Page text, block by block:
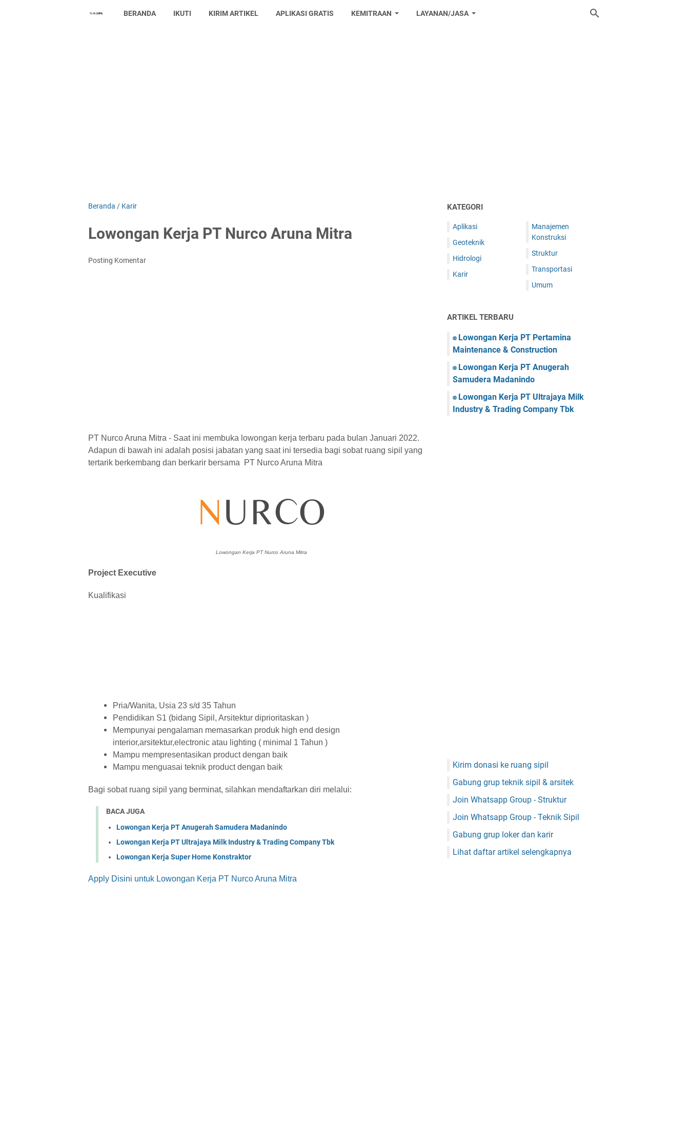
BERANDA IKUTI KIRIM ARTIKEL APLIKASI GRATIS KEMITRAAN LAYANAN/JASA
Beranda / Karir
Lowongan Kerja PT Nurco Aruna Mitra
Posting Komentar
PT Nurco Aruna Mitra - Saat ini membuka lowongan kerja terbaru pada bulan Januari 2022.
Adapun di bawah ini adalah posisi jabatan yang saat ini tersedia bagi sobat ruang sipil yang
tertarik berkembang dan berkarir bersama PT Nurco Aruna Mitra
Lowongan Kerja PT Nurco Aruna Mitra
Project Executive
Kualifikasi
Pria/Wanita, Usia 23 s/d 35 Tahun
Pendidikan S1 (bidang Sipil, Arsitektur diprioritaskan )
Mempunyai pengalaman memasarkan produk high end design
interior,arsitektur,electronic atau lighting ( minimal 1 Tahun )
Mampu mempresentasikan product dengan baik
Mampu menguasai teknik product dengan baik
Bagi sobat ruang sipil yang berminat, silahkan mendaftarkan diri melalui:
BACA JUGA
Lowongan Kerja PT Anugerah Samudera Madanindo
Lowongan Kerja PT Ultrajaya Milk Industry & Trading Company Tbk
Lowongan Kerja Super Home Konstraktor
Apply Disini untuk Lowongan Kerja PT Nurco Aruna Mitra
KATEGORI
Aplikasi
Geoteknik
Hidrologi
Karir
Manajemen
Konstruksi
Struktur
Transportasi
Umum
ARTIKEL TERBARU
Lowongan Kerja PT Pertamina
Maintenance & Construction
Lowongan Kerja PT Anugerah
Samudera Madanindo
Lowongan Kerja PT Ultrajaya Milk
Industry & Trading Company Tbk
Kirim donasi ke ruang sipil
Gabung grup teknik sipil & arsitek
Join Whatsapp Group - Struktur
Join Whatsapp Group - Teknik Sipil
Gabung grup loker dan karir
Lihat daftar artikel selengkapnya